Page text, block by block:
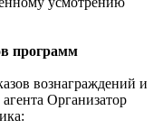
программ
вознаграждений и
Организатор